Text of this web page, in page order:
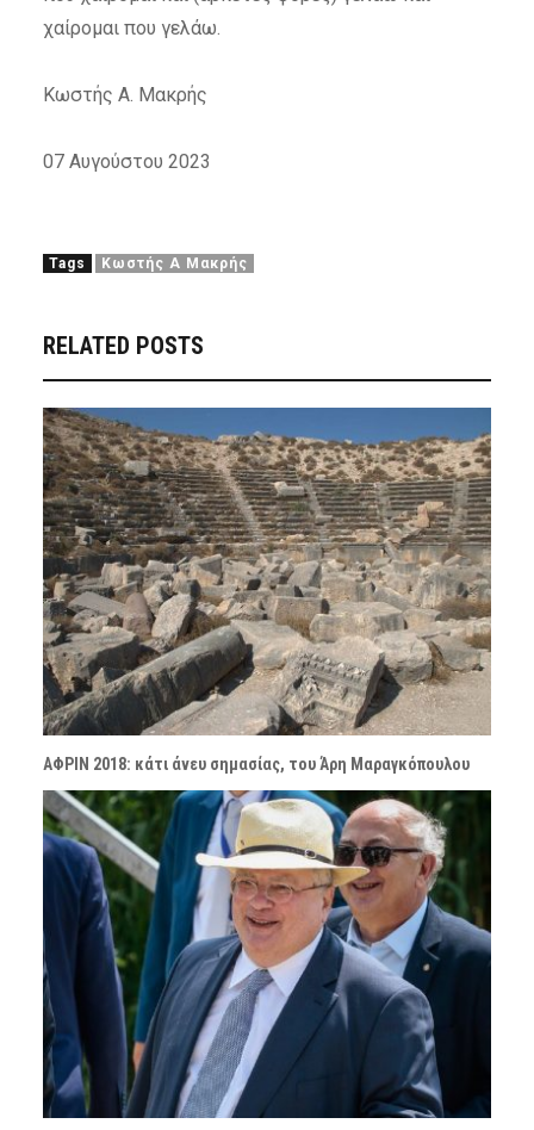
χαίρομαι που γελάω.
Κωστής Α. Μακρής
07 Αυγούστου 2023
Tags Κωστής Α Μακρής
RELATED POSTS
ΑΦΡΙΝ 2018: κάτι άνευ σημασίας, του Άρη Μαραγκόπουλου